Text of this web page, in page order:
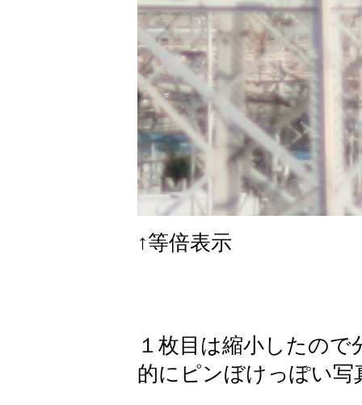
↑等倍表示
１枚目は縮小したの
的にピンぼけっぽい